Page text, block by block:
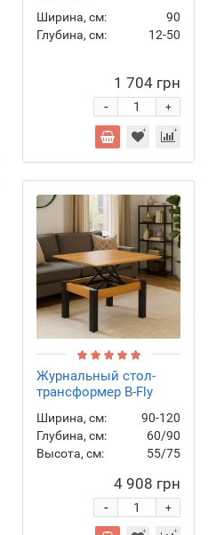
Ширина, см:
90
Глубина, см:
12-50
1 704 грн
+
-
Журнальный стол-
трансформер B-Fly
Ширина, см:
90-120
Глубина, см:
60/90
Высота, см:
55/75
4 908 грн
+
-